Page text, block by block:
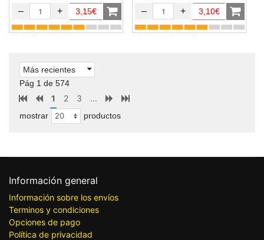
– + 3,15€ – + 3,10€
Más recientes
Pág 1 de 574
1 2 3 ...
mostrar productos
Información general
Información sobre los envíos
Terminos y condiciones
Opciones de pago
Política de privacidad